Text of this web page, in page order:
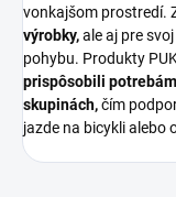
vonkajšom prostredí.
výrobky,ale aj pre
pohybu. Produkty
prispôsobili
skupinách,čím
jazde na bicykli alebo